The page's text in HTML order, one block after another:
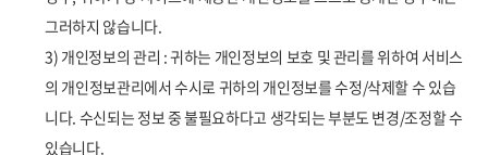
그러하지 않습니다.
3) 개인정보의 관리 : 귀하는 개인정보의 보호 및 관리를 위하여 서비스
의 개인정보관리에서 수시로 귀하의 개인정보를 수정/삭제할 수 있습
니다. 수신되는 정보 중 불필요하다고 생각되는 부분도 변경/조정할 수
있습니다.